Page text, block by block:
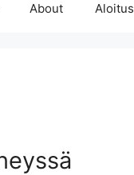
About Aloitus